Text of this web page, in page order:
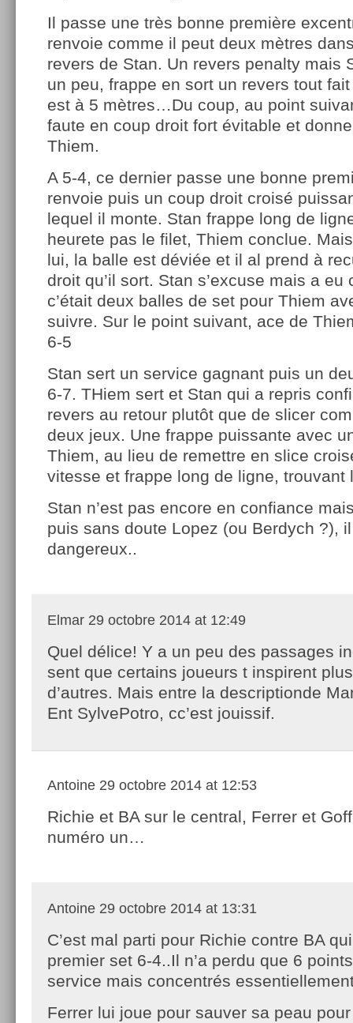
Il passe une très bonne première
renvoie comme il peut deux mètres
revers de Stan. Un revers penalty mais
un peu, frappe en sort un revers tout
est à 5 mètres…Du coup, au point
faute en coup droit fort évitable et
Thiem.
A 5-4, ce dernier passe une bonne
renvoie puis un coup droit croisé
lequel il monte. Stan frappe long de
heurete pas le filet, Thiem conclue.
lui, la balle est déviée et il al prend à
droit qu’il sort. Stan s’excuse mais a
c’était deux balles de set pour Thiem
suivre. Sur le point suivant, ace de
6-5
Stan sert un service gagnant puis un
6-7. THiem sert et Stan qui a repris
revers au retour plutôt que de slicer
deux jeux. Une frappe puissante avec
Thiem, au lieu de remettre en slice
vitesse et frappe long de ligne,
Stan n’est pas encore en confiance
puis sans doute Lopez (ou Berdych ?),
dangereux..
Elmar 29 octobre 2014 at 12:49
Quel délice! Y a un peu des passages
sent que certains joueurs t inspirent
d’autres. Mais entre la descriptionde
Ent SylvePotro, cc’est jouissif.
Antoine 29 octobre 2014 at 12:53
Richie et BA sur le central, Ferrer et
numéro un…
Antoine 29 octobre 2014 at 13:31
C’est mal parti pour Richie contre BA
premier set 6-4..Il n’a perdu que 6
service mais concentrés
Ferrer lui joue pour sauver sa peau